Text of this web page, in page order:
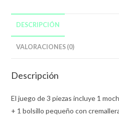
DESCRIPCIÓN
VALORACIONES (0)
Descripción
El juego de 3 piezas incluye 1
+ 1 bolsillo pequeño con